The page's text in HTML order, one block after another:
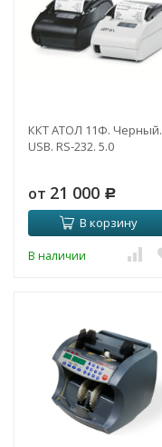
ККТ АТОЛ 11Ф. Черный.
USB. RS-232. 5.0
от 21 000 Р
В корзину
В наличии